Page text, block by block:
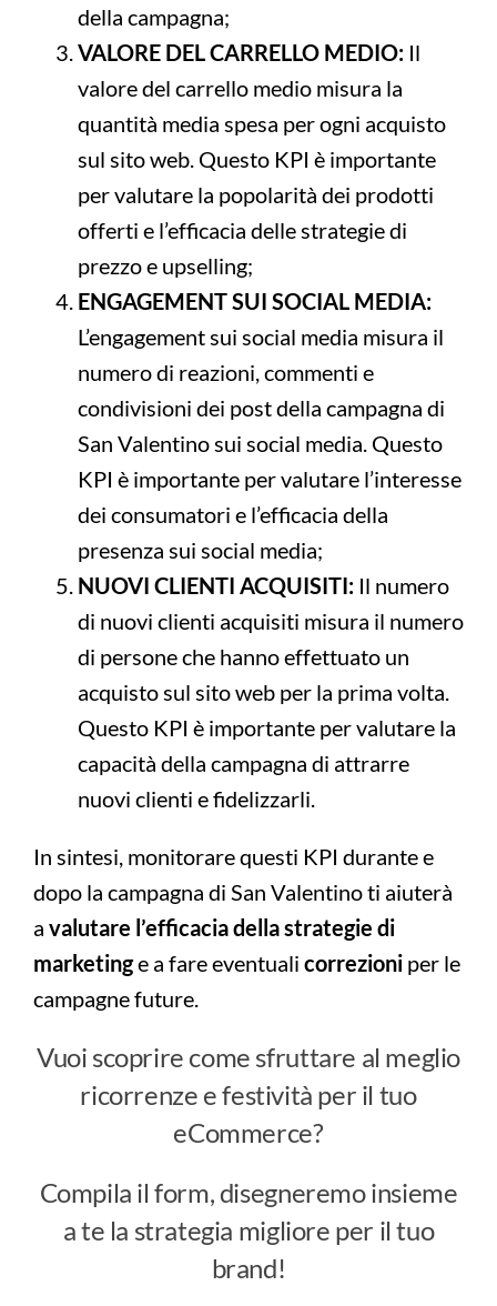
della campagna;
VALORE DEL CARRELLO MEDIO:Il
valore del carrello medio misura la
quantità media spesa per ogni acquisto
sul sito web. Questo KPI è importante
per valutare la popolarità dei prodotti
offerti e l’efficacia delle strategie di
prezzo e upselling;
ENGAGEMENT SUI SOCIAL MEDIA:
L’engagement sui social media misura il
numero di reazioni, commenti e
condivisioni dei post della campagna di
San Valentino sui social media. Questo
KPI è importante per valutare l’interesse
dei consumatori e l’efficacia della
presenza sui social media;
NUOVI CLIENTI ACQUISITI:Il numero
di nuovi clienti acquisiti misura il numero
di persone che hanno effettuato un
acquisto sul sito web per la prima volta.
Questo KPI è importante per valutare la
capacità della campagna di attrarre
nuovi clienti e fidelizzarli.
In sintesi, monitorare questi KPI durante e
dopo la campagna di San Valentino ti aiuterà
a valutare l’efficacia della strategie di
marketinge a fare eventuali correzioniper le
campagne future.
Vuoi scoprire come sfruttare al meglio
ricorrenze e festività per il tuo
eCommerce?
Compila il form, disegneremo insieme
a te la strategia migliore per il tuo
brand!